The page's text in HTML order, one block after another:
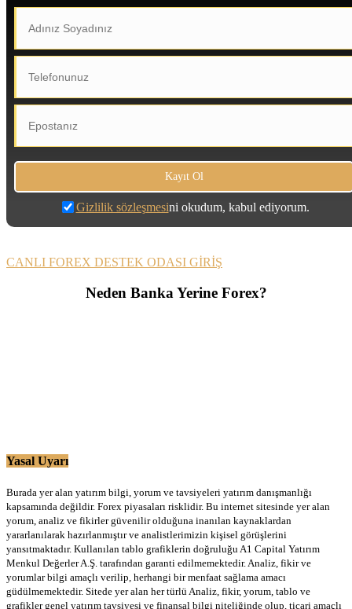
Gizlilik sözleşmesini okudum, kabul ediyorum.
CANLI FOREX DESTEK ODASI GİRİŞ
Neden Banka Yerine Forex?
Yasal Uyarı
Burada yer alan yatırım bilgi, yorum ve tavsiyeleri yatırım danışmanlığı
kapsamında değildir. Forex piyasaları risklidir. Bu internet sitesinde yer alan
yorum, analiz ve fikirler güvenilir olduğuna inanılan kaynaklardan
yararlanılarak hazırlanmıştır ve analistlerimizin kişisel görüşlerini
yansıtmaktadır. Kullanılan tablo grafiklerin doğruluğu A1 Capital Yatırım
Menkul Değerler A.Ş. tarafından garanti edilmemektedir. Analiz, fikir ve
yorumlar bilgi amaçlı verilip, herhangi bir menfaat sağlama amacı
güdülmemektedir. Sitede yer alan her türlü Analiz, fikir, yorum, tablo ve
grafikler genel yatırım tavsiyesi ve finansal bilgi niteliğinde olup, ticari amaçlı